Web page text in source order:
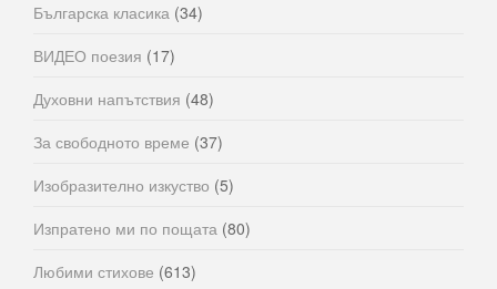
Българска класика (34)
ВИДЕО поезия (17)
Духовни напътствия (48)
За свободното време (37)
Изобразително изкуство (5)
Изпратено ми по пощата (80)
Любими стихове (613)